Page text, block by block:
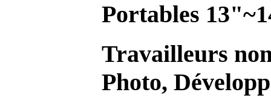
Portables
Travailleurs
Photo,